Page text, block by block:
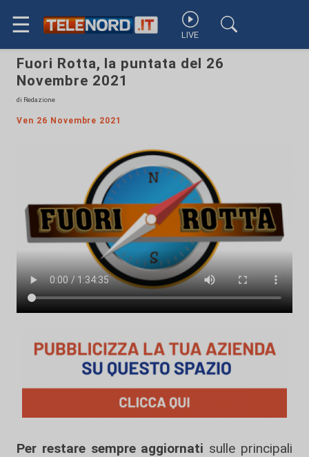
☰ LIVE
Fuori Rotta, la puntata del 26
Novembre 2021
di Redazione
Ven 26 Novembre 2021
Per restare sempre aggiornati sulle principali